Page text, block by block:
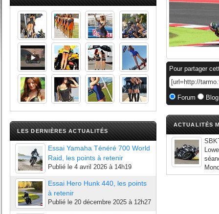
LES DERNIÈRES ACTUALITÉS
Essai Yamaha Ténéré 700 World
Raid, les points à retenir
Publié le 4 avril 2026 à 14h19
Essai Hero Hunk 440, les points
à retenir
Publié le 20 décembre 2025 à 12h27
Pour partager
Forum
ACTUALITÉS